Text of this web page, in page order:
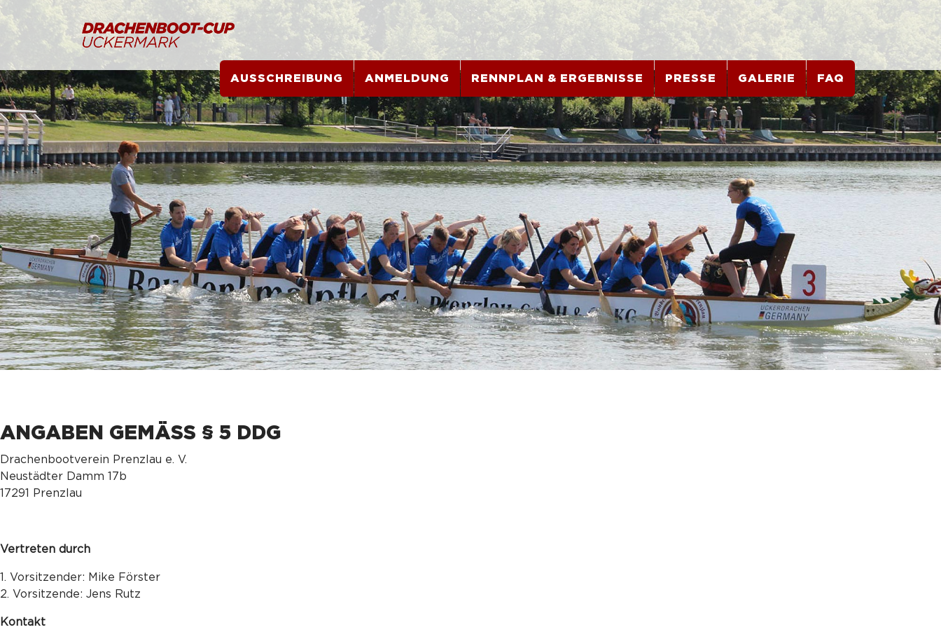
AUSSCHREIBUNG ANMELDUNG RENNPLAN & ERGEBNISSE PRESSE GALERIE FAQ
ANGABEN GEMÄSS § 5 DDG
Drachenbootverein Prenzlau e. V.
Neustädter Damm 17b
17291 Prenzlau
Vertreten durch
1. Vorsitzender: Mike Förster
2. Vorsitzende: Jens Rutz
Kontakt